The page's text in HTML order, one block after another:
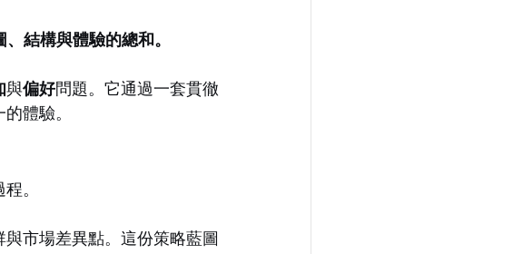
結構與體驗的總和。
與偏好問題。它通過一套貫徹
體驗。
。
市場差異點。這份策略藍圖